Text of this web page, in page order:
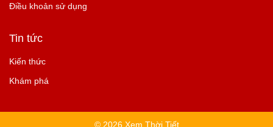
Điều khoản sử dụng
Tin tức
Kiến thức
Khám phá
© 2026 Xem Thời Tiết